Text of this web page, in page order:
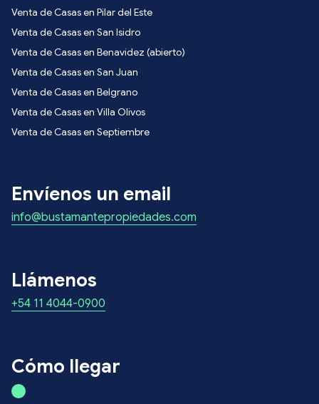
Venta de Casas en Pilar del Este
Venta de Casas en San Isidro
Venta de Casas en Benavidez (abierto)
Venta de Casas en San Juan
Venta de Casas en Belgrano
Venta de Casas en Villa Olivos
Venta de Casas en Septiembre
Envíenos un email
info@bustamantepropiedades.com
Llámenos
+54 11 4044-0900
Cómo llegar